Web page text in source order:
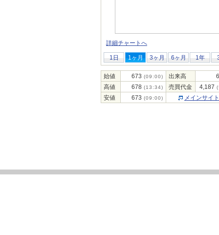
詳細チャートへ
1日 1ヶ月 3ヶ月 6ヶ月 1年
始値 673 (09:00) 出来高
高値
678 (13:34) 売買代金 4,187
安値 673 (09:00) メインサイ